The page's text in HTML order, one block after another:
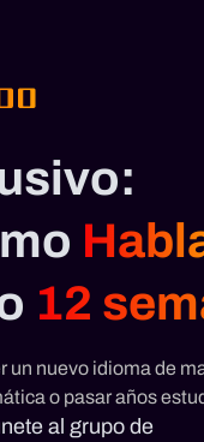
12
un nuevo idioma de
o pasar años
al grupo de